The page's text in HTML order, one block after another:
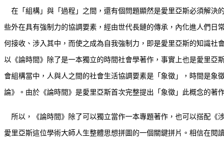
在「組構」與「過程」之間，還有個問題顯然是愛里亞斯必須解決
些外在具有強制力的協調要素，經由世代長鏈的傳承，內化進人們
何接收、涉入其中，而使之成為自我強制力，即是愛里亞斯的知識
以《論時間》除了是一本獨立的時間社會學著作，事實上也是愛里
會組構當中，人與人之間的社會生活協調要素是「象徵」，時間是
論》。由於《論時間》是愛里亞斯首次完整提出「象徵」此概念的著
所以，《論時間》除了可以獨立當作一本專題著作，也可以搭配《
愛里亞斯這位學術大師人生整體思想拼圖的一個關鍵拼片。相信在閱